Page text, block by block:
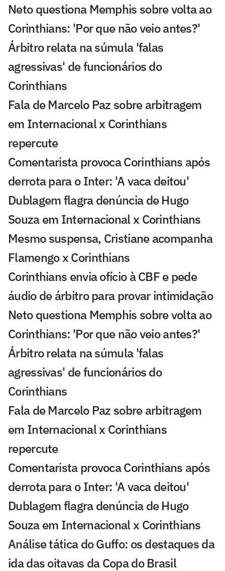
Neto questiona Memphis sobre volta ao
Corinthians: 'Por que não veio antes?'
Árbitro relata na súmula 'falas
agressivas' de funcionários do
Corinthians
Fala de Marcelo Paz sobre arbitragem
em Internacional x Corinthians
repercute
Comentarista provoca Corinthians após
derrota para o Inter: 'A vaca deitou'
Dublagem flagra denúncia de Hugo
Souza em Internacional x Corinthians
Mesmo suspensa, Cristiane acompanha
Flamengo x Corinthians
Corinthians envia ofício à CBF e pede
áudio de árbitro para provar intimidação
Neto questiona Memphis sobre volta ao
Corinthians: 'Por que não veio antes?'
Árbitro relata na súmula 'falas
agressivas' de funcionários do
Corinthians
Fala de Marcelo Paz sobre arbitragem
em Internacional x Corinthians
repercute
Comentarista provoca Corinthians após
derrota para o Inter: 'A vaca deitou'
Dublagem flagra denúncia de Hugo
Souza em Internacional x Corinthians
Análise tática do Guffo: os destaques da
ida das oitavas da Copa do Brasil